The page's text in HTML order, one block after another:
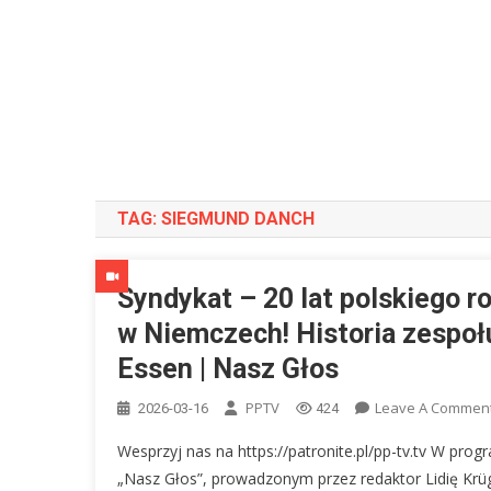
TAG: SIEGMUND DANCH
Syndykat – 20 lat polskiego
w Niemczech! Historia
Essen | Nasz Głos
2026-03-16 PPTV 424 Leave A
Wesprzyj nas na https://patronite.pl/pp-tv.tv W
„Nasz Głos”, prowadzonym przez redaktor Lidię